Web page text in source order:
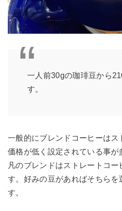
一人前30gの珈琲豆から
す。
一般的にブレンドコーヒーは
価格が低く設定されている事が
凡のブレンドはストレートコ
す。好みの豆があればそちらを
す。